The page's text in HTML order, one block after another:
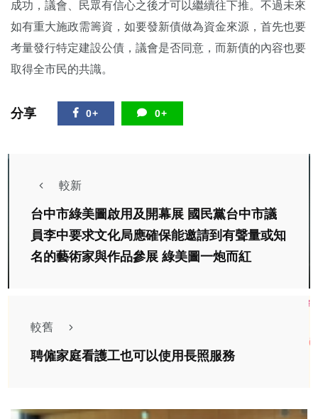
成功，議會、民眾有信心之後才可以繼續往下推。不過未來
如有重大施政需籌資，如要發新債做為資金來源，首先也要
考量發行特定建設公債，議會是否同意，而新債的內容也要
取得全市民的共識。
分享 0+ 0+
較新
台中市綠美圖啟用及開幕展 國民黨台中市議
員李中要求文化局應確保能邀請到有聲量或知
名的藝術家與作品參展 綠美圖一炮而紅
較舊
聘僱家庭看護工也可以使用長照服務